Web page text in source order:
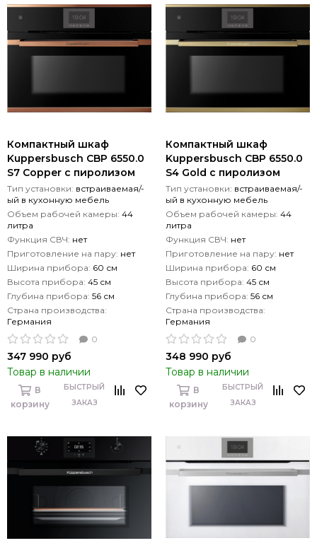
Компактный шкаф
Kuppersbusch CBP 6550.0
S7 Copper с пиролизом
Тип установки: встраиваемая/-
ый в кухонную мебель
Объем рабочей камеры: 44
литра
Функция СВЧ: нет
Приготовление на пару: нет
Ширина прибора: 60 см
Высота прибора: 45 см
Глубина прибора: 56 см
Страна производства:
Германия
0
347 990 руб
Товар в наличии
В
корзину
БЫСТРЫЙ
ЗАКАЗ
Компактный шкаф
Kuppersbusch CBP 6550.0
S4 Gold с пиролизом
Тип установки: встраиваемая/-
ый в кухонную мебель
Объем рабочей камеры: 44
литра
Функция СВЧ: нет
Приготовление на пару: нет
Ширина прибора: 60 см
Высота прибора: 45 см
Глубина прибора: 56 см
Страна производства:
Германия
0
348 990 руб
Товар в наличии
В
корзину
БЫСТРЫЙ
ЗАКАЗ